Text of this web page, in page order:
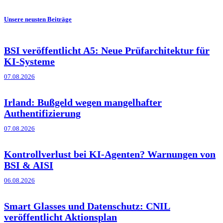
Unsere neusten Beiträge
BSI veröffentlicht A5: Neue Prüfarchitektur für
KI-Systeme
07.08.2026
Irland: Bußgeld wegen mangelhafter
Authentifizierung
07.08.2026
Kontrollverlust bei KI-Agenten? Warnungen von
BSI & AISI
06.08.2026
Smart Glasses und Datenschutz: CNIL
veröffentlicht Aktionsplan